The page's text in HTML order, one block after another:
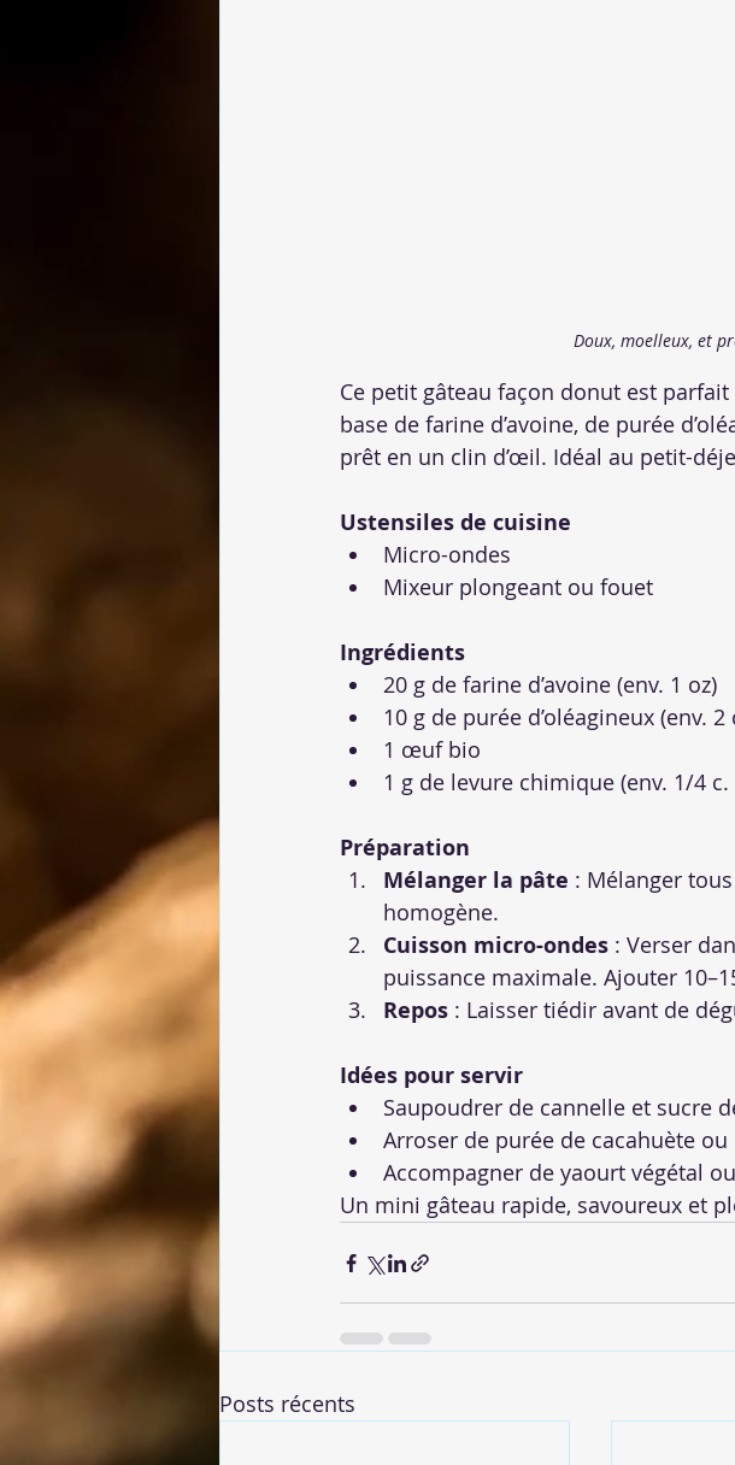
Doux, moelleux, et
Ce petit gâteau façon donut est
base de farine d’avoine, de purée
prêt en un clin d’œil. Idéal au petit-
Ustensiles de cuisine
Micro-ondes
Mixeur plongeant ou fouet
Ingrédients
20 g de farine d’avoine (env. 1 oz)
10 g de purée d’oléagineux (env. 2
1 œuf bio
1 g de levure chimique (env. 1/4 c.
Préparation
Mélanger la pâte : Mélanger
homogène.
Cuisson micro-ondes : Verser
puissance maximale. Ajouter
Repos : Laisser tiédir avant de
Idées pour servir
Saupoudrer de cannelle et sucre
Arroser de purée de cacahuète
Accompagner de yaourt végétal
Un mini gâteau rapide, savoureux et
Posts récents